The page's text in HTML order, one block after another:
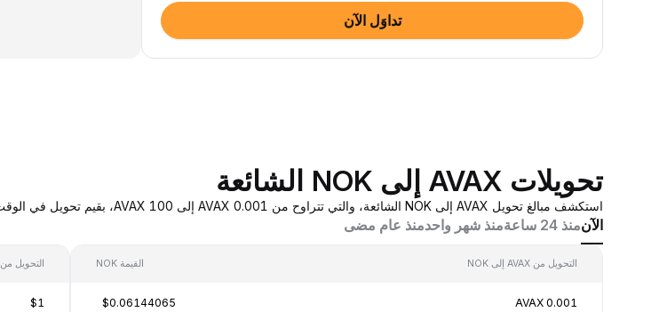
تداوَل الآن
تحويلات AVAX إلى NOK الشائعة
استكشف مبالغ تحويل AVAX إلى NOK الشائعة، والتي تتراوح من 0.001 AVAX إلى 100 AVAX، بقيم تحويل في الوقت الفعلي بناءً على عروض أسعار صانع السوق المُجمَّعة من Bybit.
الآنمنذ 24 ساعة منذ شهر واحدمنذ عام مضى
التحويل من AVAX إلى NOK القيمة NOK
0.001 AVAX
$0.06144065
التحويل من NOK إلى AVAX
$1